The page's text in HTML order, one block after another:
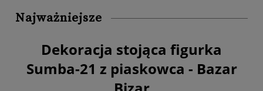
Najważniejsze
Dekoracja stojąca figurka
Sumba-21 z piaskowca - Bazar